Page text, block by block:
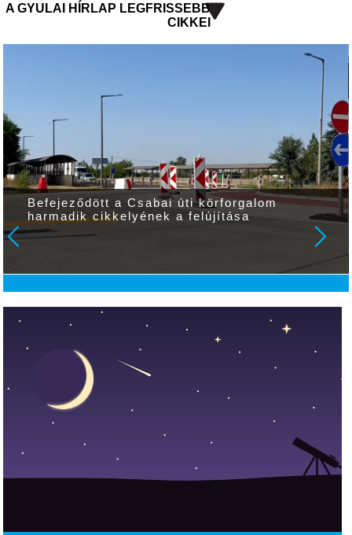
A GYULAI HÍRLAP LEGFRISSEBB
CIKKEI
Befejeződött a Csabai úti körforgalom
harmadik cikkelyének a felújítása